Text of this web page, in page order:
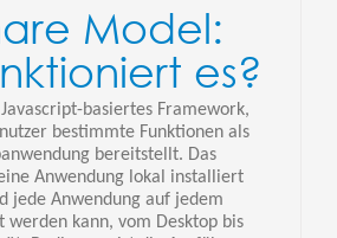
Model:
es?
basiertes Framework,
bestimmte Funktionen als
bereitstellt. Das
Anwendung lokal installiert
jede Anwendung auf jedem
werden kann, vom Desktop bis